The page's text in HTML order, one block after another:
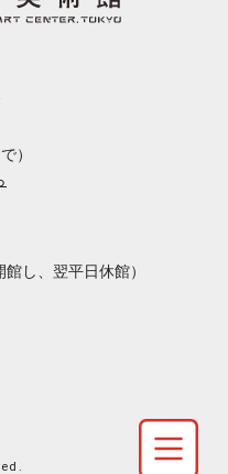
）
し、翌平日休館）